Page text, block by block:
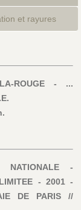
et rayures
LA-ROUGE - ...
NATIONALE -
- 2001 -
DE PARIS //